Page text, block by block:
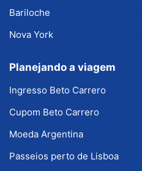
Bariloche
Nova York
Planejando a viagem
Ingresso Beto Carrero
Cupom Beto Carrero
Moeda Argentina
Passeios perto de Lisboa